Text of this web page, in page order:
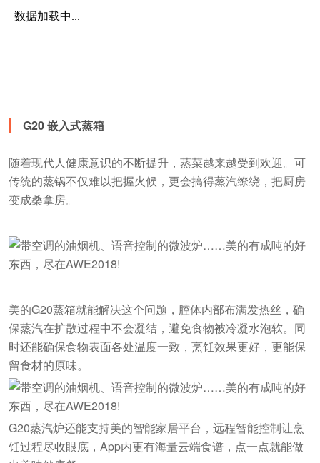
G20 嵌入式蒸箱
随着现代人健康意识的不断提升，蒸菜越来越受到欢迎。可
传统的蒸锅不仅难以把握火候，更会搞得蒸汽缭绕，把厨房
变成桑拿房。
美的G20蒸箱就能解决这个问题，腔体内部布满发热丝，确
保蒸汽在扩散过程中不会凝结，避免食物被冷凝水泡软。同
时还能确保食物表面各处温度一致，烹饪效果更好，更能保
留食材的原味。
G20蒸汽炉还能支持美的智能家居平台，远程智能控制让烹
饪过程尽收眼底，App内更有海量云端食谱，点一点就能做